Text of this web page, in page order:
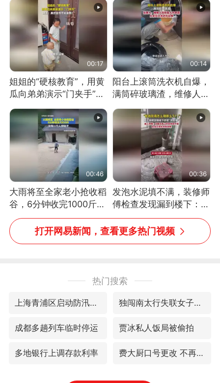
00:17
姐姐的“硬核教育”，用黄
瓜向弟弟演示“门夹手”，
教！
00:14
阳台上滚筒洗衣机自爆，
满筒碎玻璃渣，维修人员
洗衣机自爆
00:46
大雨将至全家老小抢收稻
谷，6分钟收完1000斤，
没有一个人掉链子
00:36
发泡水泥填不满，装修师
傅检查发现漏到楼下：出
风口未延伸到外墙
打开网易新闻，查看更多热门视频
热门搜索
上海青浦区启动防汛防台Ⅰ级响应 独闯南太行失联女子遗体已找到
成都多趟列车临时停运 贾冰私人饭局被偷拍
多地银行上调存款利率 费大厨口号更改 不再宣传小炒肉大王